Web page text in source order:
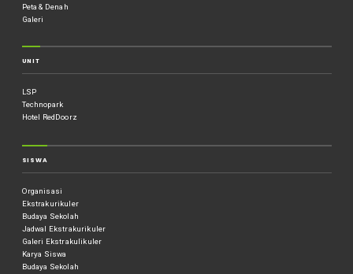
Peta & Denah
Galeri
UNIT
LSP
Technopark
Hotel RedDoorz
SISWA
Organisasi
Ekstrakurikuler
Budaya Sekolah
Jadwal Ekstrakurikuler
Galeri Ekstrakulikuler
Karya Siswa
Budaya Sekolah